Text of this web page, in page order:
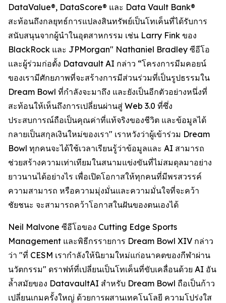
DataValue®, DataScore® และ Data Vault Bank®
สะท้อนถึงกลยุทธ์การแปลงสินทรัพย์เป็นโทเค็นที่ได้รับการ
สนับสนุนจากผู้นำในอุตสาหกรรม เช่น Larry Fink ของ
BlackRock และ JPMorgan" Nathaniel Bradley ซีอีโอ
และผู้ร่วมก่อตั้ง Datavault AI กล่าว “โครงการมีมคอยน์
ของเรามีศักยภาพที่จะสร้างการมีส่วนร่วมที่เป็นรูปธรรมใน
Dream Bowl ที่กำลังจะมาถึง และยังเป็นอีกตัวอย่างหนึ่งที่
สะท้อนให้เห็นถึงการเปลี่ยนผ่านสู่ Web 3.0 ที่ซึ่ง
ประสบการณ์ถือเป็นคุณค่าที่แท้จริงของชีวิต และข้อมูลได้
กลายเป็นสกุลเงินใหม่ของเรา" เราหวังว่าผู้เข้าร่วม Dream
Bowl ทุกคนจะได้ใช้เวลาเรียนรู้ว่าข้อมูลและ AI สามารถ
ช่วยสร้างความเท่าเทียมในสนามแข่งขันที่ไม่สมดุลมาอย่าง
ยาวนานได้อย่างไร เพื่อเปิดโอกาสให้ทุกคนที่มีพรสวรรค์
ความสามารถ หรือความมุ่งมั่นและความมั่นใจที่จะคว้า
ชัยชนะ จะสามารถคว้าโอกาสในฝันของตนเองได้
Neil Malvone ซีอีโอของ Cutting Edge Sports
Management และพิธีกรรายการ Dream Bowl XIV กล่าว
ว่า "ที่ CESM เรากำลังให้นิยามใหม่แก่อนาคตของกีฬาผ่าน
นวัตกรรม" ดราฟท์ที่เปลี่ยนเป็นโทเค็นที่ขับเคลื่อนด้วย AI อัน
ล้ำสมัยของ DatavaultAI สำหรับ Dream Bowl ถือเป็นก้าว
เปลี่ยนเกมครั้งใหญ่ ด้วยการผสานเทคโนโลยี ความโปร่งใส